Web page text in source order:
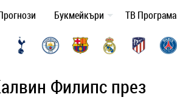
Букмейкъри ТВ Програма
Филипс през